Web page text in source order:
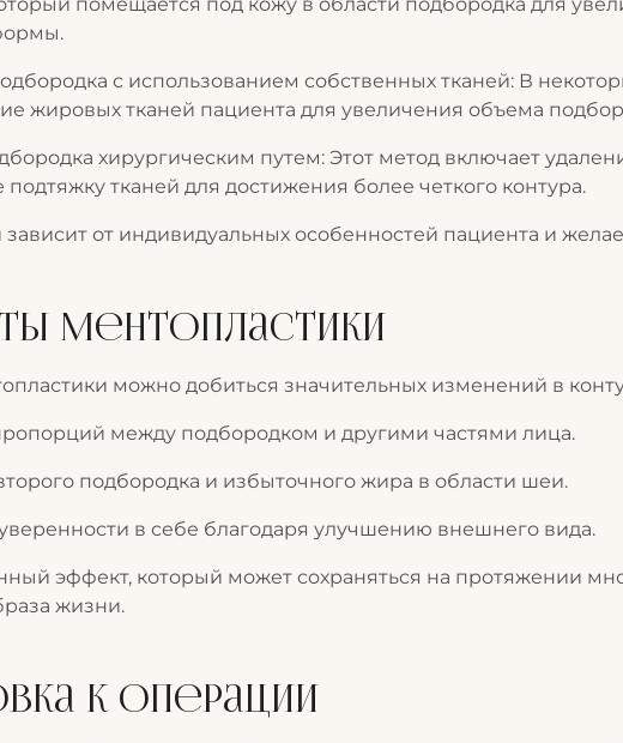
с использованием собственных тканей: В
жировых тканей пациента для увеличения объема
хирургическим путем: Этот метод включает
подтяжку тканей для достижения более четкого контура.
от индивидуальных особенностей пациента и
ментопластики
можно добиться значительных изменений в
между подбородком и другими частями лица.
подбородка и избыточного жира в области шеи.
в себе благодаря улучшению внешнего вида.
эффект, который может сохраняться на протяжении
жизни.
к операции